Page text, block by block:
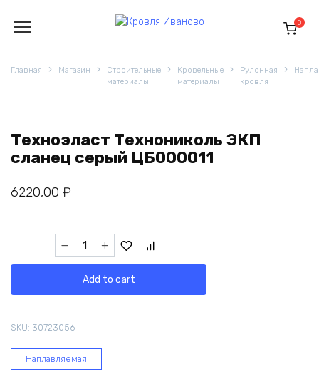
содержанию
0
Главная Магазин
Строительные
материалы
Кровельные
материалы
Рулонная
кровля
Техноэласт Технониколь ЭКП
сланец серый ЦБ000011
6220,00 ₽
Техноэласт
Технониколь
сланец
quantity
Add to cart
SKU: 30723056
Наплавляемая